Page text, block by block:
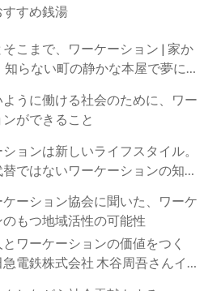
すめ銭湯
こまで、ワーケーション | 家か
知らない町の静かな本屋で夢に近
うに働ける社会のために、ワー
ができること
ョンは新しいライフスタイル。
ではないワーケーションの知ら
ケーション協会に聞いた、ワーケ
のもつ地域活性の可能性
ワーケーションの価値をつく
電鉄株式会社 木谷周吾さんイン